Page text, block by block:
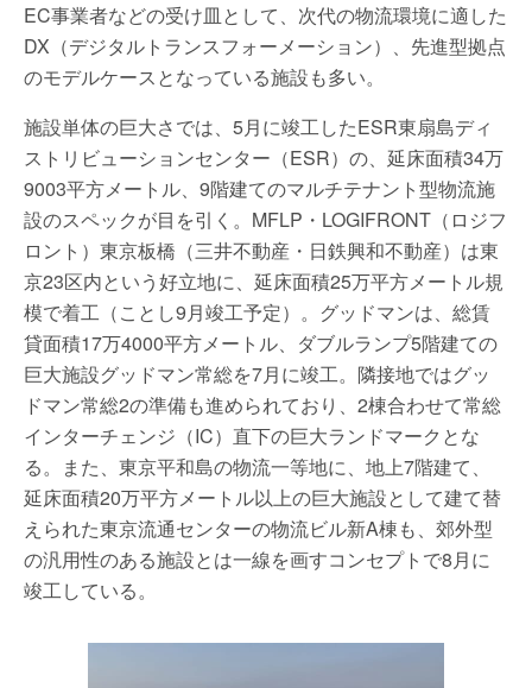
EC事業者などの受け皿として、次代の物流環境に適した
DX（デジタルトランスフォーメーション）、先進型拠点
のモデルケースとなっている施設も多い。
施設単体の巨大さでは、5月に竣工したESR東扇島ディ
ストリビューションセンター（ESR）の、延床面積34万
9003平方メートル、9階建てのマルチテナント型物流施
設のスペックが目を引く。MFLP・LOGIFRONT（ロジフ
ロント）東京板橋（三井不動産・日鉄興和不動産）は東
京23区内という好立地に、延床面積25万平方メートル規
模で着工（ことし9月竣工予定）。グッドマンは、総賃
貸面積17万4000平方メートル、ダブルランプ5階建ての
巨大施設グッドマン常総を7月に竣工。隣接地ではグッ
ドマン常総2の準備も進められており、2棟合わせて常総
インターチェンジ（IC）直下の巨大ランドマークとな
る。また、東京平和島の物流一等地に、地上7階建て、
延床面積20万平方メートル以上の巨大施設として建て替
えられた東京流通センターの物流ビル新A棟も、郊外型
の汎用性のある施設とは一線を画すコンセプトで8月に
竣工している。